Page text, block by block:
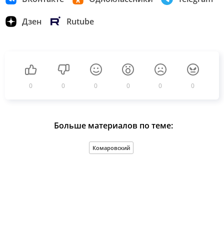
Дзен Rutube
0 0 0 0 0 0
Больше материалов по теме:
Комаровский